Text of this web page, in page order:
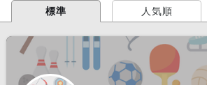
標準 人気順